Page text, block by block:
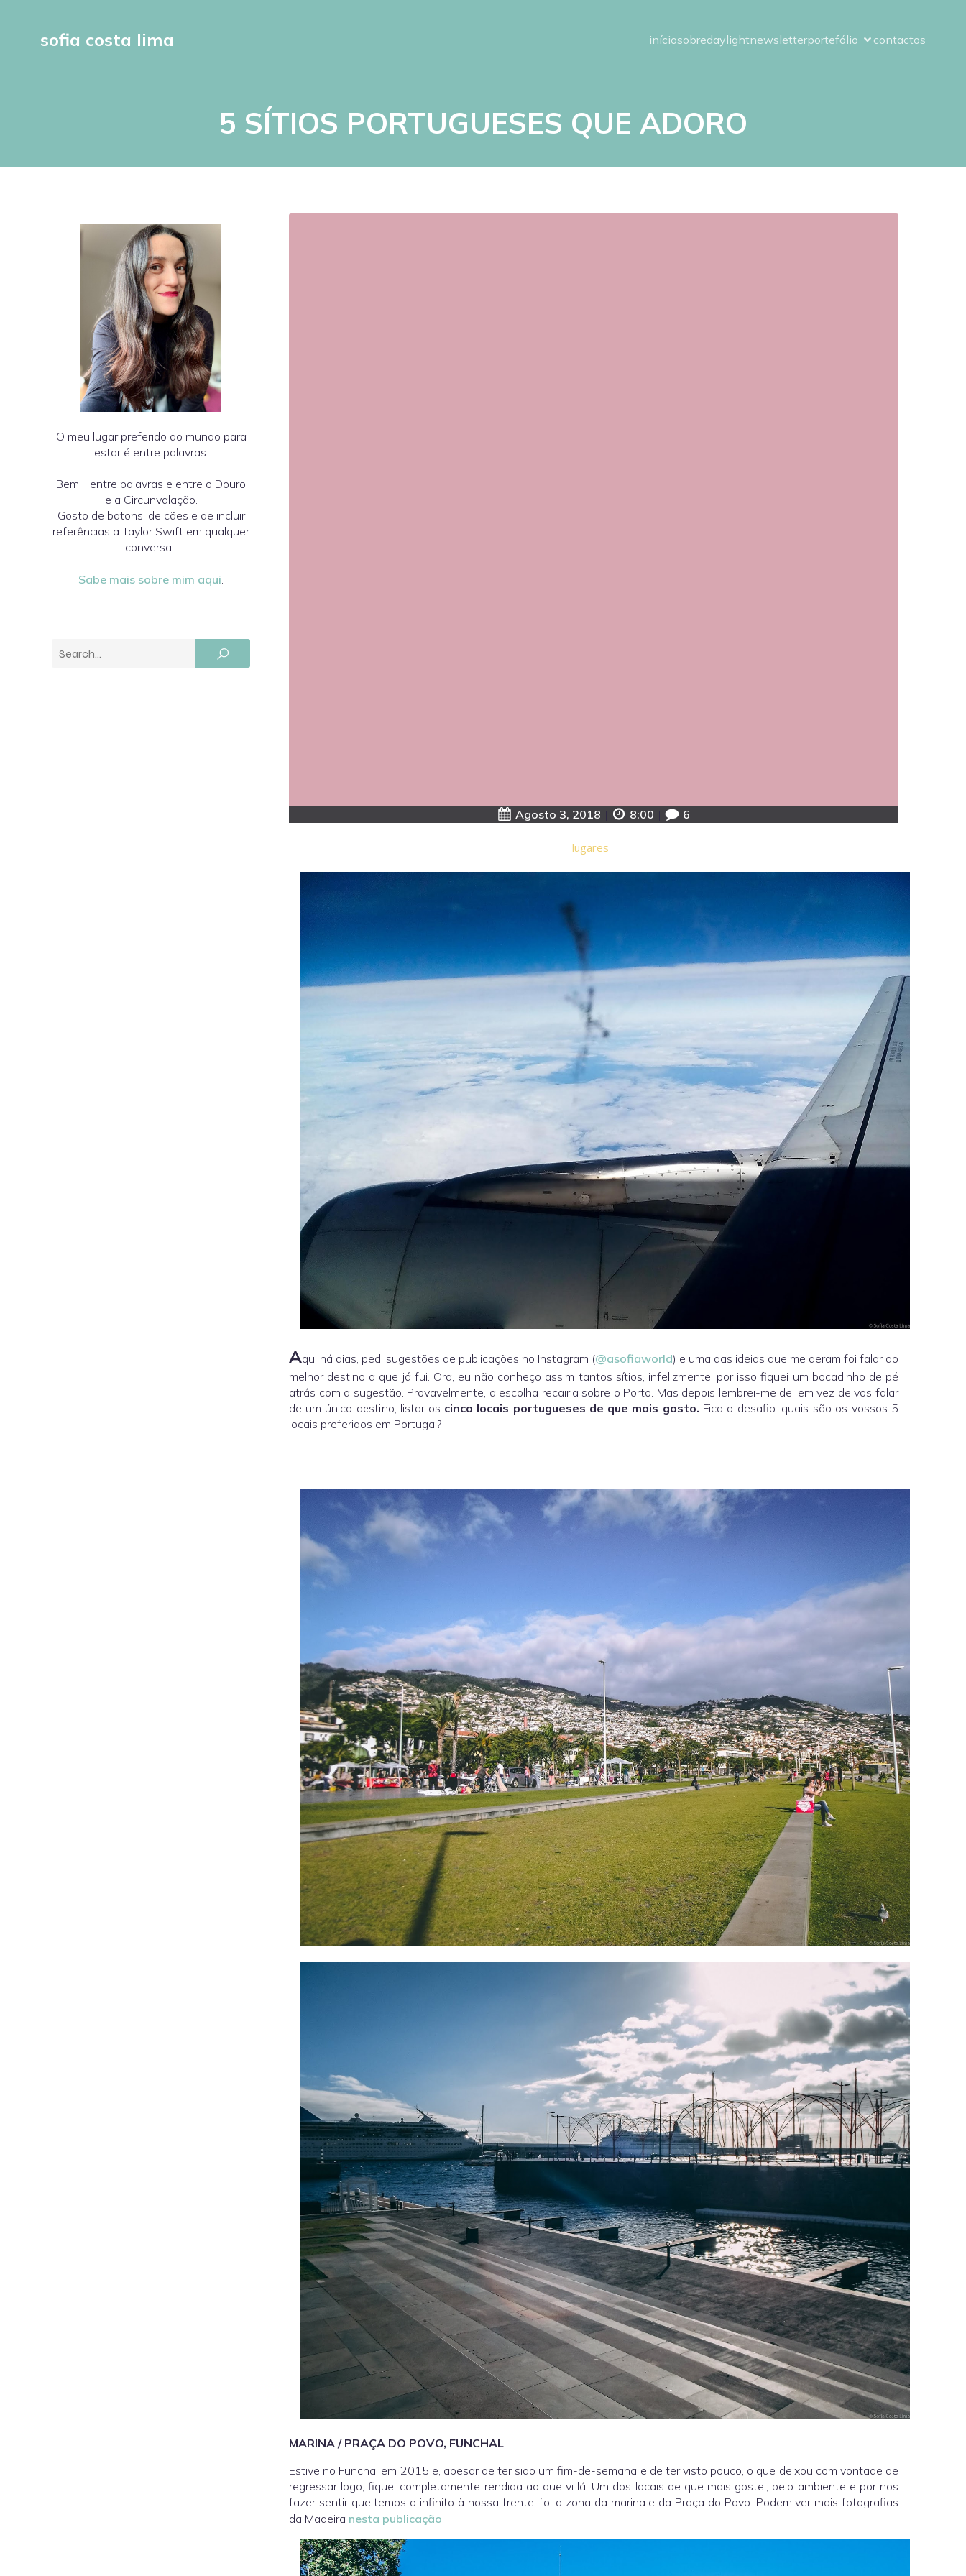
sofia costa lima iníciosobredaylightnewsletterportefólio contactos
5 SÍTIOS PORTUGUESES QUE ADORO
O meu lugar preferido do mundo para
estar é entre palavras.
Bem… entre palavras e entre o Douro
e a Circunvalação.
Gosto de batons, de cães e de incluir
referências a Taylor Swift em qualquer
conversa.
Sabe mais sobre mim aqui.
Agosto 3, 2018 8:00 6
lugares
Aqui há dias, pedi sugestões de publicações no Instagram (@asofiaworld) e uma das ideias que me deram foi falar do
melhor destino a que já fui. Ora, eu não conheço assim tantos sítios, infelizmente, por isso fiquei um bocadinho de pé
atrás com a sugestão. Provavelmente, a escolha recairia sobre o Porto. Mas depois lembrei-me de, em vez de vos falar
de um único destino, listar os cinco locais portugueses de que mais gosto. Fica o desafio: quais são os vossos 5
locais preferidos em Portugal?
MARINA / PRAÇA DO POVO, FUNCHAL
Estive no Funchal em 2015 e, apesar de ter sido um fim-de-semana e de ter visto pouco, o que deixou com vontade de
regressar logo, fiquei completamente rendida ao que vi lá. Um dos locais de que mais gostei, pelo ambiente e por nos
fazer sentir que temos o infinito à nossa frente, foi a zona da marina e da Praça do Povo. Podem ver mais fotografias
da Madeira nesta publicação.